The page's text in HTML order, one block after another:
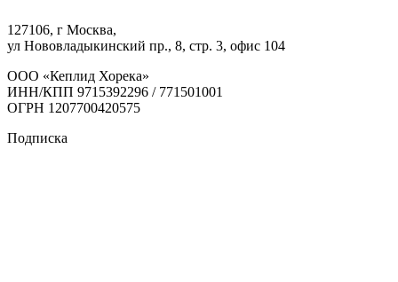
127106, г Москва,
ул Нововладыкинский пр., 8, стр. 3, офис 104
ООО «Кеплид Хорека»
ИНН/КПП 9715392296 / 771501001
ОГРН 1207700420575
Подписка